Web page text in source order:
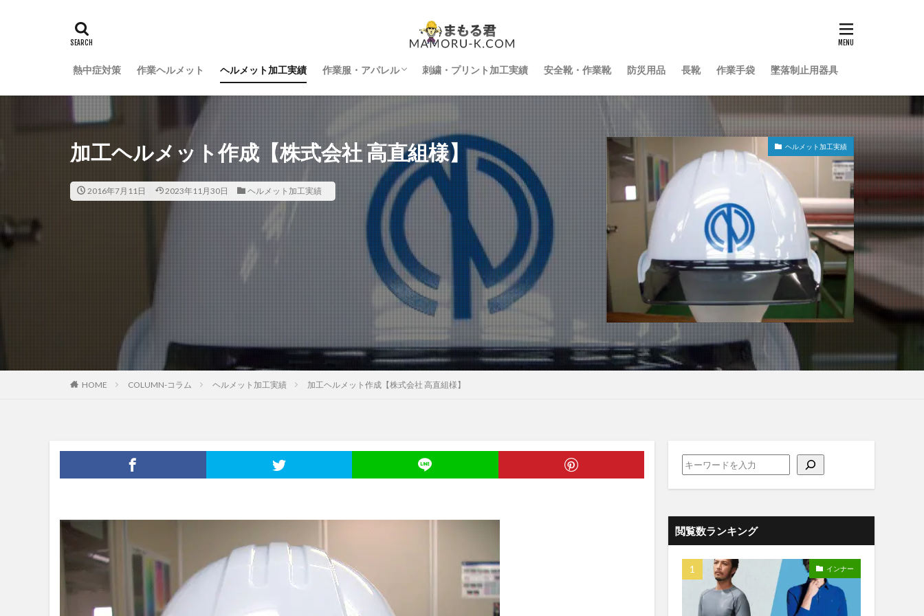
熱中症対策 作業ヘルメット ヘルメット加工実績 作業服・アパレル
インナー
空調服
防寒着
刺繍・プリント加工
刺繍・プリント加工実績 安全靴・作業靴 防災用品 長靴 作業手袋 墜落制止用器具
加工ヘルメット作成【株式会社 高直組様】
2016年7月11日 2023年11月30日 ヘルメット加工実績
ヘルメット加工実績
HOME COLUMN-コラム ヘルメット加工実績 加工ヘルメット作成【株式会社 高直組様】
閲覧数ランキング
インナー